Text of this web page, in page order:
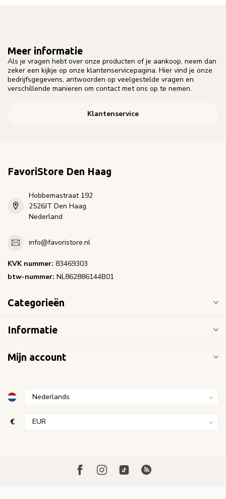
Meer informatie
Als je vragen hebt over onze producten of je aankoop, neem dan
zeker een kijkje op onze klantenservicepagina. Hier vind je onze
bedrijfsgegevens, antwoorden op veelgestelde vragen en
verschillende manieren om contact met ons op te nemen.
Klantenservice
FavoriStore Den Haag
Hobbemastraat 192
2526JT Den Haag
Nederland
info@favoristore.nl
KVK nummer: 83469303
btw-nummer: NL862886144B01
Categorieën
Informatie
Mijn account
€